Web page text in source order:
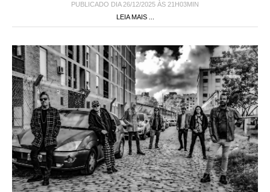
PUBLICADO DIA 26/12/2025 ÀS 21H03MIN
LEIA MAIS ...